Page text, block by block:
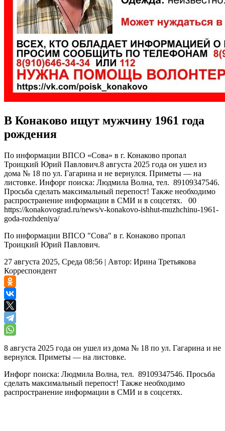
В Конаково ищут мужчину 1961 года
рождения
По информации ВПСО «Сова» в г. Конаково пропал
Троицкий Юрий Павлович.8 августа 2025 года он ушел из
дома № 18 по ул. Гагарина и не вернулся. Приметы — на
листовке. Инфорг поиска: Людмила Волна, тел. 89109347546.
Просьба сделать максимальный перепост! Также необходимо
распространение информации в СМИ и в cоцсетях. 00
https://konakovograd.ru/news/v-konakovo-ishhut-muzhchinu-1961-
goda-rozhdeniya/
По информации ВПСО "Сова" в г. Конаково пропал
Троицкий Юрий Павлович.
27 августа 2025, Среда 08:56 | Автор: Ирина Третьякова
Корреспондент
8 августа 2025 года он ушел из дома № 18 по ул. Гагарина и не
вернулся. Приметы — на листовке.
Инфорг поиска: Людмила Волна, тел. 89109347546. Просьба
сделать максимальный перепост! Также необходимо
распространение информации в СМИ и в cоцсетях.